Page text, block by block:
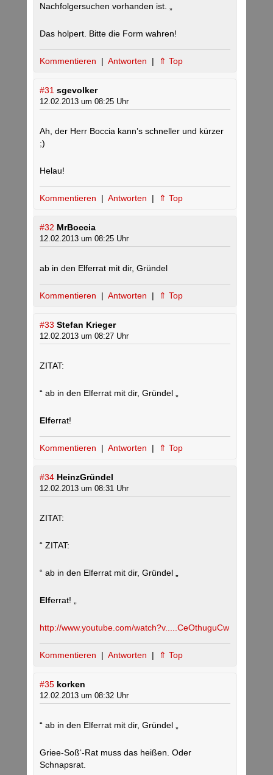
Nachfolgersuchen vorhanden ist. „
Das holpert. Bitte die Form wahren!
Kommentieren | Antworten | ⇑ Top
#31 sgevolker
12.02.2013 um 08:25 Uhr
Ah, der Herr Boccia kann’s schneller und kürzer
;)
Helau!
Kommentieren | Antworten | ⇑ Top
#32 MrBoccia
12.02.2013 um 08:25 Uhr
ab in den Elferrat mit dir, Gründel
Kommentieren | Antworten | ⇑ Top
#33 Stefan Krieger
12.02.2013 um 08:27 Uhr
ZITAT:
“ ab in den Elferrat mit dir, Gründel „
Elferrat!
Kommentieren | Antworten | ⇑ Top
#34 HeinzGründel
12.02.2013 um 08:31 Uhr
ZITAT:
“ ZITAT:
“ ab in den Elferrat mit dir, Gründel „
Elferrat! „
http://www.youtube.com/watch?v.....CeOthuguCw
Kommentieren | Antworten | ⇑ Top
#35 korken
12.02.2013 um 08:32 Uhr
“ ab in den Elferrat mit dir, Gründel „
Griee-Soß‘-Rat muss das heißen. Oder
Schnapsrat.